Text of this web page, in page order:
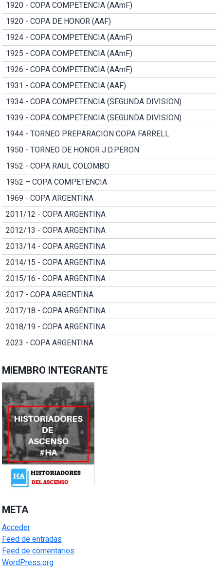
1920 - COPA COMPETENCIA (AAmF)
1920 - COPA DE HONOR (AAF)
1924 - COPA COMPETENCIA (AAmF)
1925 - COPA COMPETENCIA (AAmF)
1926 - COPA COMPETENCIA (AAmF)
1931 - COPA COMPETENCIA (AAF)
1934 - COPA COMPETENCIA (SEGUNDA DIVISION)
1939 - COPA COMPETENCIA (SEGUNDA DIVISION)
1944 - TORNEO PREPARACION COPA FARRELL
1950 - TORNEO DE HONOR J.D.PERON
1952 - COPA RAUL COLOMBO
1952 – COPA COMPETENCIA
1969 - COPA ARGENTINA
2011/12 - COPA ARGENTINA
2012/13 - COPA ARGENTINA
2013/14 - COPA ARGENTINA
2014/15 - COPA ARGENTINA
2015/16 - COPA ARGENTINA
2017 - COPA ARGENTINA
2017/18 - COPA ARGENTINA
2018/19 - COPA ARGENTINA
2023 - COPA ARGENTINA
MIEMBRO INTEGRANTE
META
Acceder
Feed de entradas
Feed de comentarios
WordPress.org